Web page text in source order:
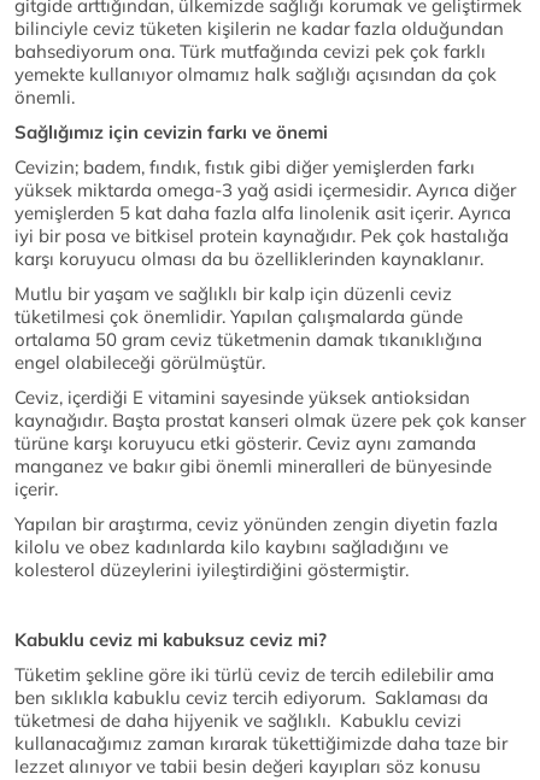
gitgide arttığından, ülkemizde sağlığı korumak ve geliştirmek
bilinciyle ceviz tüketen kişilerin ne kadar fazla olduğundan
bahsediyorum ona. Türk mutfağında cevizi pek çok farklı
yemekte kullanıyor olmamız halk sağlığı açısından da çok
önemli.
Sağlığımız için cevizin farkı ve önemi
Cevizin; badem, fındık, fıstık gibi diğer yemişlerden farkı
yüksek miktarda omega-3 yağ asidi içermesidir. Ayrıca diğer
yemişlerden 5 kat daha fazla alfa linolenik asit içerir. Ayrıca
iyi bir posa ve bitkisel protein kaynağıdır. Pek çok hastalığa
karşı koruyucu olması da bu özelliklerinden kaynaklanır.
Mutlu bir yaşam ve sağlıklı bir kalp için düzenli ceviz
tüketilmesi çok önemlidir. Yapılan çalışmalarda günde
ortalama 50 gram ceviz tüketmenin damak tıkanıklığına
engel olabileceği görülmüştür.
Ceviz, içerdiği E vitamini sayesinde yüksek antioksidan
kaynağıdır. Başta prostat kanseri olmak üzere pek çok kanser
türüne karşı koruyucu etki gösterir. Ceviz aynı zamanda
manganez ve bakır gibi önemli mineralleri de bünyesinde
içerir.
Yapılan bir araştırma, ceviz yönünden zengin diyetin fazla
kilolu ve obez kadınlarda kilo kaybını sağladığını ve
kolesterol düzeylerini iyileştirdiğini göstermiştir.
Kabuklu ceviz mi kabuksuz ceviz mi?
Tüketim şekline göre iki türlü ceviz de tercih edilebilir ama
ben sıklıkla kabuklu ceviz tercih ediyorum. Saklaması da
tüketmesi de daha hijyenik ve sağlıklı. Kabuklu cevizi
kullanacağımız zaman kırarak tükettiğimizde daha taze bir
lezzet alınıyor ve tabii besin değeri kayıpları söz konusu